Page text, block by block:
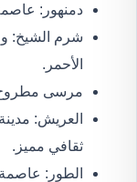
دمنهور:
شرم الشيخ:
الأحمر.
مرسى مطروح:
العريش:
ثقافي مميز.
الطور: